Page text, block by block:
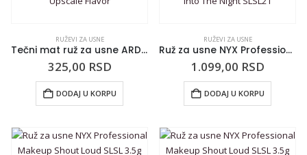
RUŽEVI ZA USNE
Tečni mat ruž za usne ARDELL BEAUTY Matte Whipped 5g Upscale Flavor
325,00 RSD
DODAJ U KORPU
RUŽEVI ZA USNE
Ruž za usne NYX Professional Makeup Shout Loud SLSL 3.5g Into The Night SLSL21
1.099,00 RSD
DODAJ U KORPU